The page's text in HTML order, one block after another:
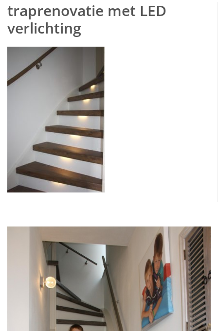
traprenovatie met LED
verlichting